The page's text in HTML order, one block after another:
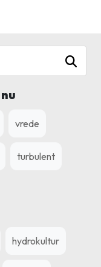
vrede
turbulent
hydrokultur